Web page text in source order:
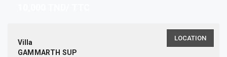
LOCATION
Villa
GAMMARTH SUP